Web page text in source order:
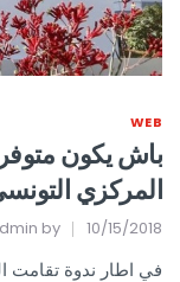
WEB
المركزي
10/15/2018
في اطار ندوة تقامت